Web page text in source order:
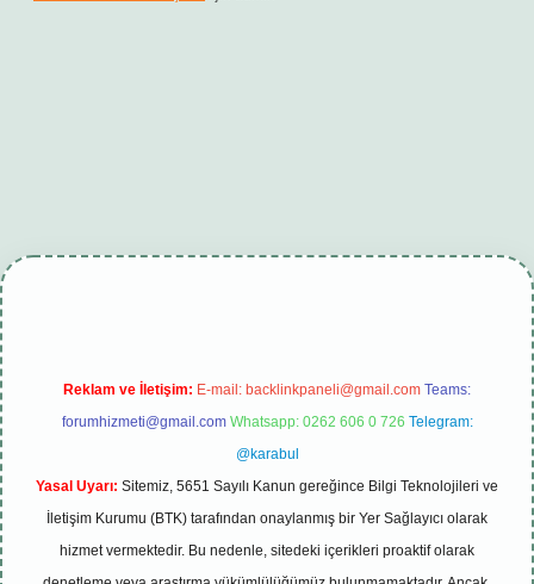
betexper güncel
Reklam ve İletişim: E-mail: backlinkpaneli@gmail.com Teams:
forumhizmeti@gmail.com Whatsapp: 0262 606 0 726 Telegram:
@karabul
Yasal Uyarı: Sitemiz, 5651 Sayılı Kanun gereğince Bilgi Teknolojileri ve
İletişim Kurumu (BTK) tarafından onaylanmış bir Yer Sağlayıcı olarak
hizmet vermektedir. Bu nedenle, sitedeki içerikleri proaktif olarak